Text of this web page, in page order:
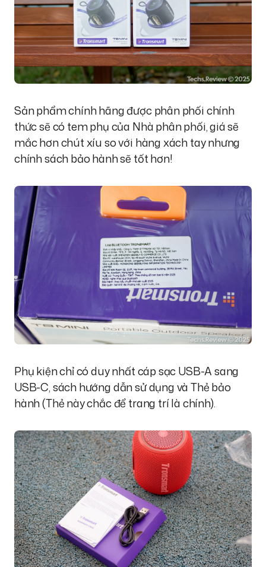
Sản phẩm chính hãng được phân phối chính
thức sẽ có tem phụ của Nhà phân phối, giá sẽ
mắc hơn chút xíu so với hàng xách tay nhưng
chính sách bảo hành sẽ tốt hơn!
Phụ kiện chỉ có duy nhất cáp sạc USB-A sang
USB-C, sách hướng dẫn sử dụng và Thẻ bảo
hành (Thẻ này chắc để trang trí là chính).